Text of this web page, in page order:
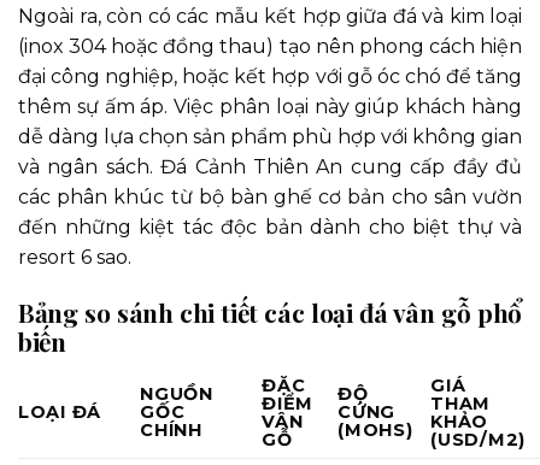
Ngoài ra, còn có các mẫu kết hợp giữa đá và kim loại
(inox 304 hoặc đồng thau) tạo nên phong cách hiện
đại công nghiệp, hoặc kết hợp với gỗ óc chó để tăng
thêm sự ấm áp. Việc phân loại này giúp khách hàng
dễ dàng lựa chọn sản phẩm phù hợp với không gian
và ngân sách. Đá Cảnh Thiên An cung cấp đầy đủ
các phân khúc từ bộ bàn ghế cơ bản cho sân vườn
đến những kiệt tác độc bản dành cho biệt thự và
resort 6 sao.
Bảng so sánh chi tiết các loại đá vân gỗ phổ
biến
LOẠI ĐÁ
NGUỒN
GỐC
CHÍNH
ĐẶC
ĐIỂM
VÂN
GỖ
ĐỘ
CỨNG
(MOHS)
GIÁ
THAM
KHẢO
(USD/M2)